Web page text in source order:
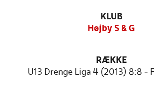
KLUB
Højby S & G
RÆKKE
U13 Drenge Liga 4 (2013) 8:8 -